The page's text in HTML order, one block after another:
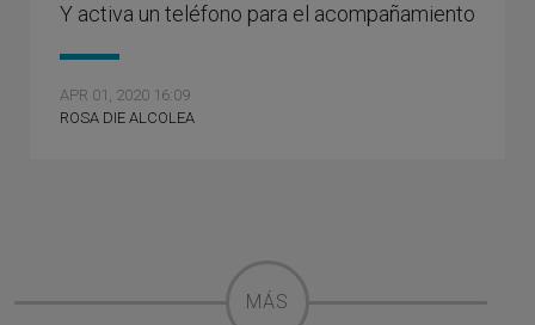
Y activa un teléfono para el acompañamiento
APR 01, 2020 16:09
ROSA DIE ALCOLEA
MÁS